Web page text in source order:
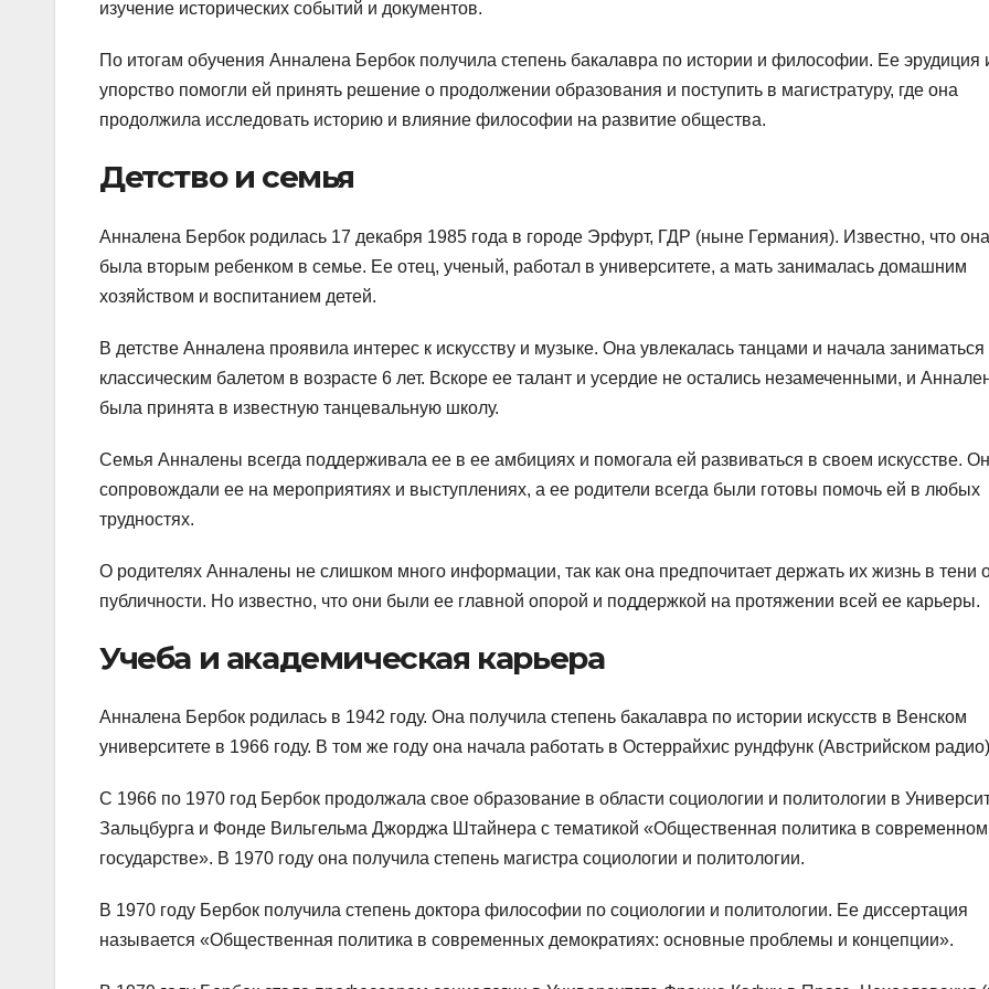
изучение исторических событий и документов.
По итогам обучения Анналена Бербок получила степень бакалавра по истории и философии. Ее эрудиция
упорство помогли ей принять решение о продолжении образования и поступить в магистратуру, где она
продолжила исследовать историю и влияние философии на развитие общества.
Детство и семья
Анналена Бербок родилась 17 декабря 1985 года в городе Эрфурт, ГДР (ныне Германия). Известно, что она
была вторым ребенком в семье. Ее отец, ученый, работал в университете, а мать занималась домашним
хозяйством и воспитанием детей.
В детстве Анналена проявила интерес к искусству и музыке. Она увлекалась танцами и начала заниматься
классическим балетом в возрасте 6 лет. Вскоре ее талант и усердие не остались незамеченными, и
была принята в известную танцевальную школу.
Семья Анналены всегда поддерживала ее в ее амбициях и помогала ей развиваться в своем искусстве.
сопровождали ее на мероприятиях и выступлениях, а ее родители всегда были готовы помочь ей в любых
трудностях.
О родителях Анналены не слишком много информации, так как она предпочитает держать их жизнь в тени
публичности. Но известно, что они были ее главной опорой и поддержкой на протяжении всей ее карьеры.
Учеба и академическая карьера
Анналена Бербок родилась в 1942 году. Она получила степень бакалавра по истории искусств в Венском
университете в 1966 году. В том же году она начала работать в Остеррайхис рундфунк (Австрийском
С 1966 по 1970 год Бербок продолжала свое образование в области социологии и политологии в
Зальцбурга и Фонде Вильгельма Джорджа Штайнера с тематикой «Общественная политика в современном
государстве». В 1970 году она получила степень магистра социологии и политологии.
В 1970 году Бербок получила степень доктора философии по социологии и политологии. Ее диссертация
называется «Общественная политика в современных демократиях: основные проблемы и концепции».